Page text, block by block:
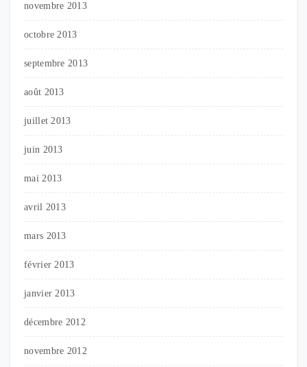
novembre 2013
octobre 2013
septembre 2013
août 2013
juillet 2013
juin 2013
mai 2013
avril 2013
mars 2013
février 2013
janvier 2013
décembre 2012
novembre 2012